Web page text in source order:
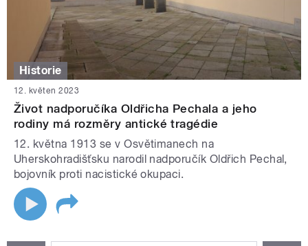
Historie
12. květen 2023
Život nadporučíka Oldřicha Pechala a jeho
rodiny má rozměry antické tragédie
12. května 1913 se v Osvětimanech na
Uherskohradišťsku narodil nadporučík Oldřich Pechal,
bojovník proti nacistické okupaci.